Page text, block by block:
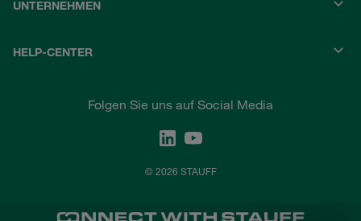
UNTERNEHMEN
HELP-CENTER
Folgen Sie uns auf Social Media
© 2026 STAUFF